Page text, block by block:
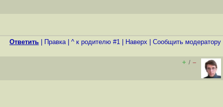
Ответить Правка| ^ к родителю #1 Наверх Cообщить модератору
+ / –